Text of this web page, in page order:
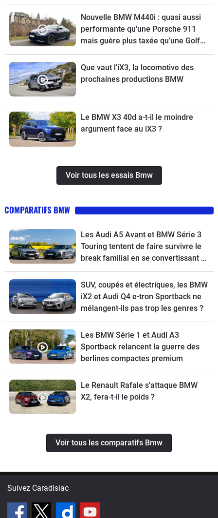
Nouvelle BMW M440i : quasi aussi
performante qu'une Porsche 911
mais guère plus taxée qu’une Golf
GTI
Que vaut l'iX3, la locomotive des
prochaines productions BMW
Le BMW X3 40d a-t-il le moindre
argument face au iX3 ?
Voir tous les essais Bmw
COMPARATIFS BMW
Les Audi A5 Avant et BMW Série 3
Touring tentent de faire survivre le
break familial en se convertissant à
l’écologie
SUV, coupés et électriques, les BMW
iX2 et Audi Q4 e-tron Sportback ne
mélangent-ils pas trop les genres ?
Les BMW Série 1 et Audi A3
Sportback relancent la guerre des
berlines compactes premium
Le Renault Rafale s'attaque BMW
X2, fera-t-il le poids ?
Voir tous les comparatifs Bmw
Suivez Caradisiac